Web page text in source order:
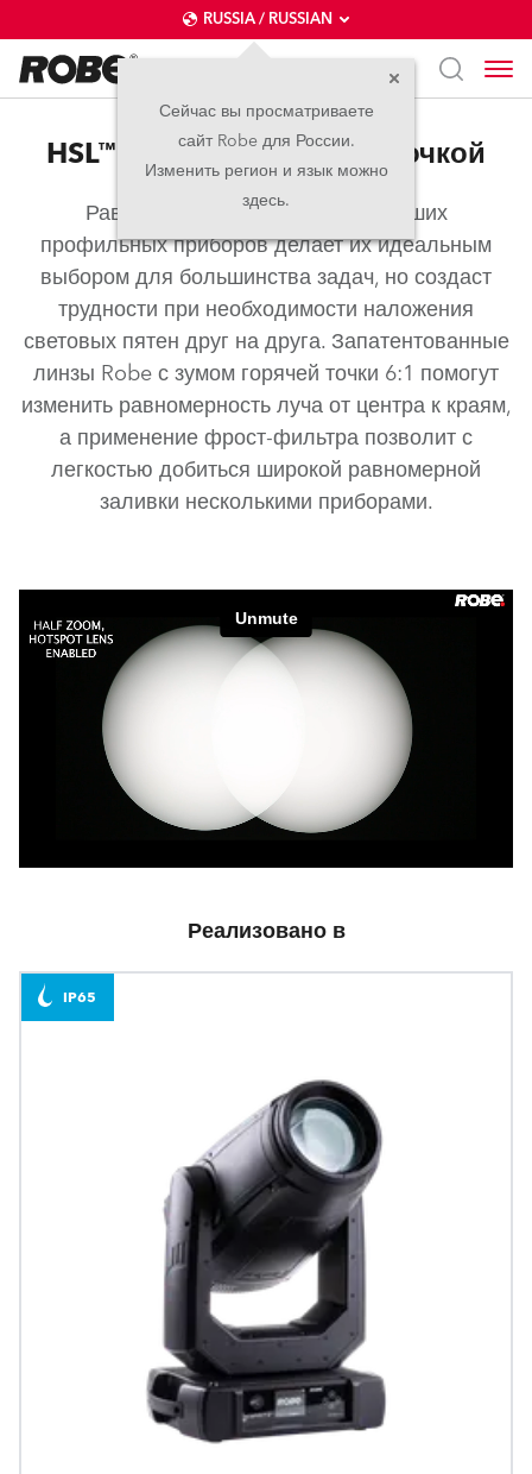
RUSSIA / RUSSIAN
Сейчас вы просматриваете
сайт Robe для России.
Изменить регион и язык можно
здесь.
HSL™ – Линзы с горячей точкой
Равномерное световое пятно наших
профильных приборов делает их идеальным
выбором для большинства задач, но создаст
трудности при необходимости наложения
световых пятен друг на друга. Запатентованные
линзы Robe с зумом горячей точки 6:1 помогут
изменить равномерность луча от центра к краям,
а применение фрост-фильтра позволит с
легкостью добиться широкой равномерной
заливки несколькими приборами.
Реализовано в
IP65